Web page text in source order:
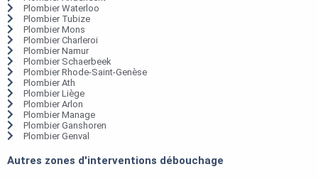
Plombier Waterloo
Plombier Tubize
Plombier Mons
Plombier Charleroi
Plombier Namur
Plombier Schaerbeek
Plombier Rhode-Saint-Genèse
Plombier Ath
Plombier Liège
Plombier Arlon
Plombier Manage
Plombier Ganshoren
Plombier Genval
Autres zones d'interventions débouchage